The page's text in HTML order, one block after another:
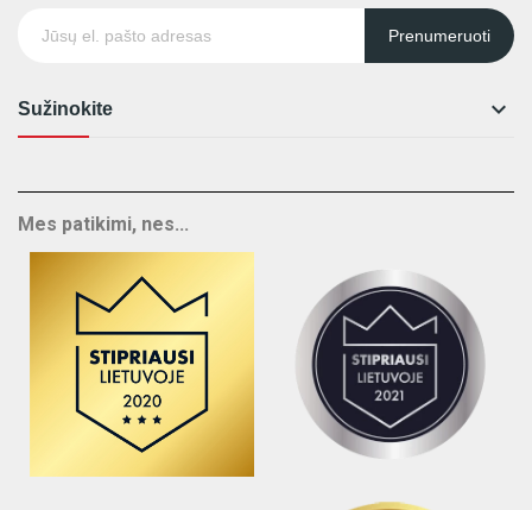
Prenumeruoti
Sužinokite 
Mes patikimi, nes...